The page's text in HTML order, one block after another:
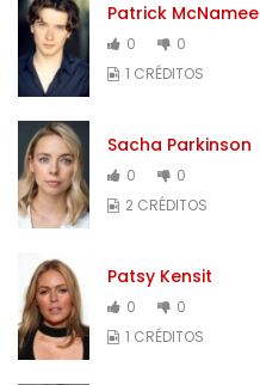
Patrick McNamee
0
0
1 CRÉDITOS
Sacha Parkinson
0
0
2 CRÉDITOS
Patsy Kensit
0
0
1 CRÉDITOS